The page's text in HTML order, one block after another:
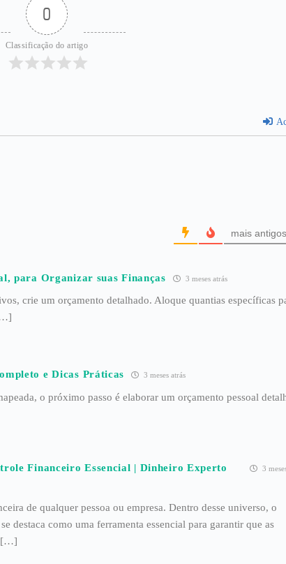
0
Classificação do artigo
mais antigos
para Organizar suas Finanças 3 meses atrás
crie um orçamento detalhado. Aloque quantias específicas
e Dicas Práticas 3 meses atrás
o próximo passo é elaborar um orçamento pessoal
Financeiro Essencial | Dinheiro Experto 3
de qualquer pessoa ou empresa. Dentro desse universo, o
destaca como uma ferramenta essencial para garantir que as
[…]